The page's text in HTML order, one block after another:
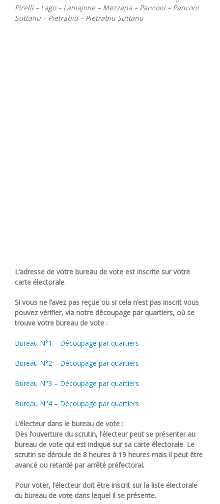
Pirelli – Lago – Lamajone – Mezzana – Panconi – Panconi
Suttanu – Pietrabiu – Pietrabiu Suttanu
L’adresse de votre bureau de vote est inscrite sur votre
carte électorale.
Si vous ne l’avez pas reçue ou si cela n’est pas inscrit vous
pouvez vérifier, via notre découpage par quartiers, où se
trouve votre bureau de vote :
Bureau N°1 – Découpage par quartiers
Bureau N°2 – Découpage par quartiers
Bureau N°3 – Découpage par quartiers
Bureau N°4 – Découpage par quartiers
L’électeur dans le bureau de vote :
Dès l’ouverture du scrutin, l’électeur peut se présenter au
bureau de vote qui est indiqué sur sa carte électorale. Le
scrutin se déroule de 8 heures à 19 heures mais il peut être
avancé ou retardé par arrêté préfectoral.
Pour voter, l’électeur doit être inscrit sur la liste électorale
du bureau de vote dans lequel il se présente.